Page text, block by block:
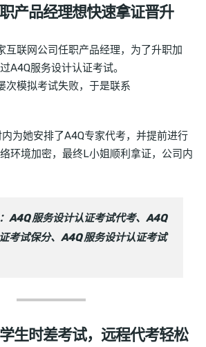
产品经理想快速拿证晋升
互联网公司任职产品经理，为了升职加
A4Q服务设计认证考试。
次模拟考试失败，于是联系
为她安排了A4Q专家代考，并提前进行
环境加密，最终L小姐顺利拿证，公司内
A4Q 服务设计认证考试代考、A4Q
考试保分、A4Q 服务设计认证考试
生时差考试，远程代考轻松